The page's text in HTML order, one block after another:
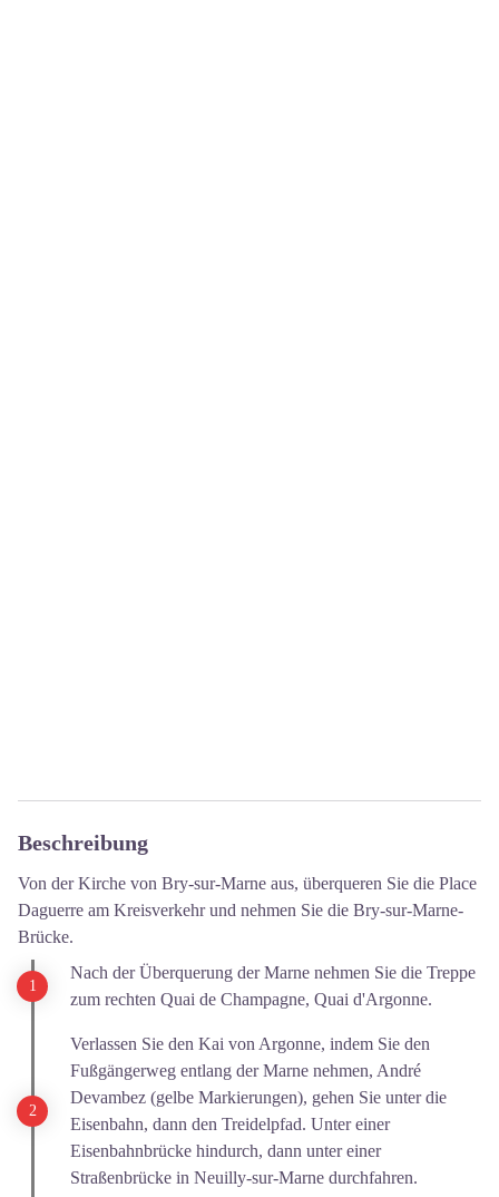
Beschreibung
Von der Kirche von Bry-sur-Marne aus, überqueren Sie die Place
Daguerre am Kreisverkehr und nehmen Sie die Bry-sur-Marne-
Brücke.
Nach der Überquerung der Marne nehmen Sie die Treppe
zum rechten Quai de Champagne, Quai d'Argonne.
Verlassen Sie den Kai von Argonne, indem Sie den
Fußgängerweg entlang der Marne nehmen, André
Devambez (gelbe Markierungen), gehen Sie unter die
Eisenbahn, dann den Treidelpfad. Unter einer
Eisenbahnbrücke hindurch, dann unter einer
Straßenbrücke in Neuilly-sur-Marne durchfahren.